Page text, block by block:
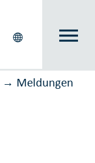
→ Meldungen